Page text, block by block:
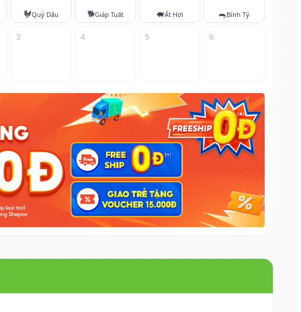
🐓Quý Dậu 🐕Giáp Tuất 🐖Ất Hợi 🐀Bính Tý
3 4 5 6